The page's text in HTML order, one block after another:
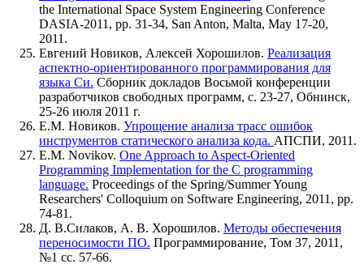
the International Space System Engineering Conference
DASIA-2011, pp. 31-34, San Anton, Malta, May 17-20,
2011.
Евгений Новиков, Алексей Хорошилов. Реализация
аспектно-ориентированного программирования для
языка Си. Сборник докладов Восьмой конференции
разработчиков свободных программ, с. 23-27, Обнинск,
25-26 июля 2011 г.
Е.М. Новиков. Упрощение анализа трасс ошибок
инструментов статического анализа кода. АПСПИ, 2011.
E.M. Novikov. One Approach to Aspect-Oriented
Programming Implementation for the C programming
language. Proceedings of the Spring/Summer Young
Researchers' Colloquium on Software Engineering, 2011, pp.
74-81.
Д. В.Силаков, А. В. Хорошилов. Методы обеспечения
переносимости ПО. Программирование, Том 37, 2011,
№1 сс. 57-66.